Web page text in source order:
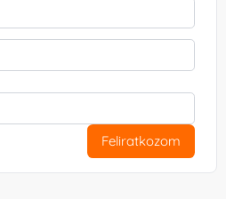
Feliratkozom